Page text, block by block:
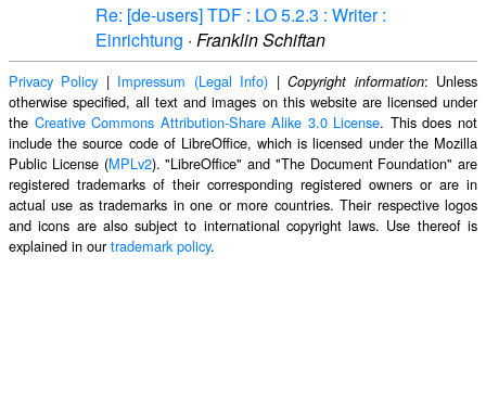
Re: [de-users] TDF : LO 5.2.3 : Writer :
Einrichtung · Franklin Schiftan
Privacy Policy | Impressum (Legal Info) |Copyright information: Unless
otherwise specified, all text and images on this website are licensed under
the Creative Commons Attribution-Share Alike 3.0 License. This does not
include the source code of LibreOffice, which is licensed under the Mozilla
Public License (MPLv2). "LibreOffice" and "The Document Foundation" are
registered trademarks of their corresponding registered owners or are in
actual use as trademarks in one or more countries. Their respective logos
and icons are also subject to international copyright laws. Use thereof is
explained in ourtrademark policy.